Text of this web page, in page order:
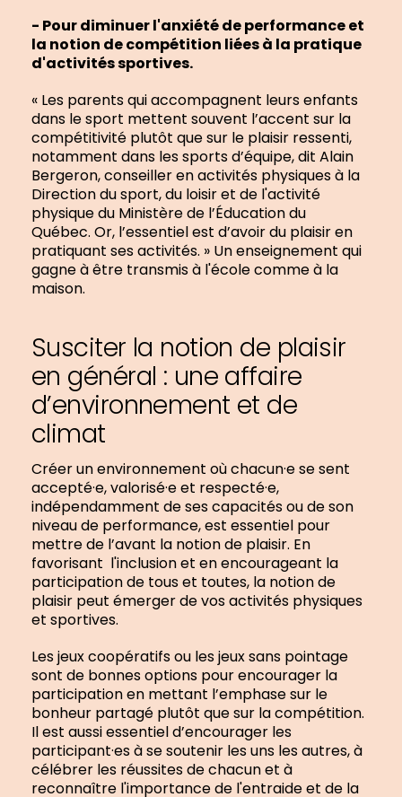
- Pour diminuer l'anxiété de performance et
la notion de compétition liées à la pratique
d'activités sportives.
« Les parents qui accompagnent leurs enfants
dans le sport mettent souvent l’accent sur la
compétitivité plutôt que sur le plaisir ressenti,
notamment dans les sports d’équipe, dit Alain
Bergeron,conseiller en activités physiques à la
Direction du sport, du loisir et de l'activité
physique du Ministère de l’Éducation du
Québec. Or, l’essentiel est d’avoir du plaisir en
pratiquant ses activités. » Un enseignement qui
gagne à être transmis à l'école comme à la
maison.
Susciter la notion de plaisir
en général : une affaire
d’environnement et de
climat
Créer un environnement où chacun·e se sent
accepté·e, valorisé·e et respecté·e,
indépendamment de ses capacités ou de son
niveau de performance, est essentiel pour
mettre de l’avant la notion de plaisir. En
favorisant l'inclusion et en encourageant la
participation de tous et toutes, la notion de
plaisir peut émerger de vos activités physiques
et sportives.
Les jeux coopératifs ou les jeux sans pointage
sont de bonnes options pour encourager la
participation en mettant l’emphase sur le
bonheur partagé plutôt que sur la compétition.
Il est aussi essentiel d’encourager les
participant·es à se soutenir les uns les autres, à
célébrer les réussites de chacun et à
reconnaître l'importance de l'entraide et de la